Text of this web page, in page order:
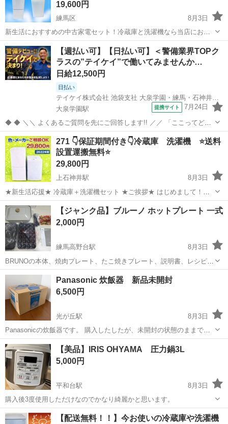
19,600円
練馬区
8月3日
新生活におすすめの中古家電セット！冷蔵庫と洗濯機なら当店におま
かせ!(^^)! 冷蔵庫・洗濯機・電子レンジ・炊飯器・掃除機・トースタ
ー・ケトルの中から欲しい家電を1点お選び下さい。 ※表示価格はセ
ット価格ではありませ...
東京 練馬区 キッチン家電 AQW
【週払い可】【日払い可】＜警備業界TOPク
ラスの”テイケイ”で働いてみませんか…
日給12,500円
日払い
テイケイ株式会社 池袋支社 大泉学園・練馬・石神井公園エリア(2)
大泉学園駅
提携サイト 7月24日
◆ ◆ ＼＼ よくあるご質問を先にご回答します!! ／／ 「ここってどう
なの？」「これってどうなの？」 そんな素朴な疑問を"先出し"でお答
え！ 解決して応募前に不安を払拭してください☆彡
―――――――――――――――...
東京 練馬区 大泉学園駅 警備員
271 👇保証期間付き👇冷蔵庫 洗濯機 ⭐️送料
設置運搬無料⭐️
29,800円
上石神井駅
8月3日
★新生活応援★ 冷蔵庫＋洗濯機セット ★ご挨拶★ はじめまして！
【冷蔵庫・洗濯機セット専門店】です！ 年間 3000台以上販売実績 の
ある人気セットです。 新生活を始める ・学生さん ・社会人 ・単身赴
任 ・カッ...
東京 練馬区 上石神井駅 キッチン家電 セット
【ジャンク品】ブルーノ ホットプレート 一式
2,000円
練馬高野台駅
8月3日
BRUNOの本体、焼肉プレート、たこ焼きプレート、説明書、レシピ
本、ヘラの一式です。 ※プレートのみ‪のお譲りはいたしません。 1度
しか使用しておりませんが、プレートが温まらない故障のため 修理が
必要なものとなります。 ...
東京 練馬区 練馬高野台駅 キッチン家電 ブルーノ
Panasonic 炊飯器 新品未開封
6,500円
光が丘駅
8月3日
Panasonicの炊飯器です。 購入したしたが、未開封の状態のままで
す。 不要品のため格安にてお譲りいたします。
東京 練馬区 光が丘駅 Panasonic
【美品】IRIS OHYAMA 圧力鍋3L
5,000円
平和台駅
8月3日
購入後3度使用しただけなのでかなり綺麗かと思います。
東京 練馬区 平和台駅 キッチン家電 IRIS
【配送無料！！】今お使いの冷蔵庫や洗濯機